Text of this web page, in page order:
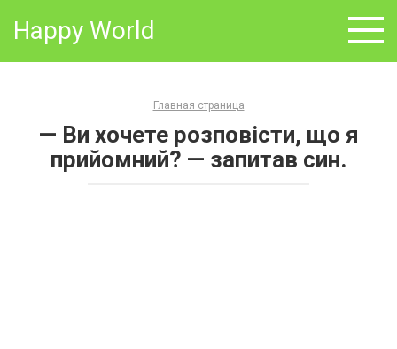
Happy World
Главная страница
— Ви хочете розповісти, що я
прийомний? — запитав син.